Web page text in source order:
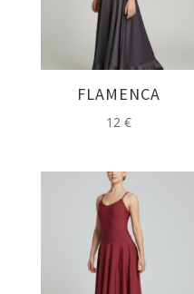
FLAMENCA
12 €